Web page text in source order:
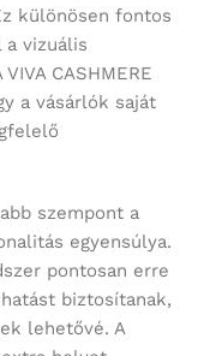
különösen fontos
a vizuális
CASHMERE
a vásárlók saját
szempont a
egyensúlya.
pontosan erre
biztosítanak,
lehetővé. A